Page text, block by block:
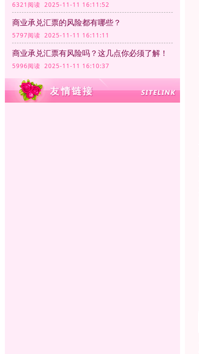
6321阅读 2025-11-11 16:11:52
商业承兑汇票的风险都有哪些？
5797阅读 2025-11-11 16:11:11
商业承兑汇票有风险吗？这几点你必须了解！
5996阅读 2025-11-11 16:10:37